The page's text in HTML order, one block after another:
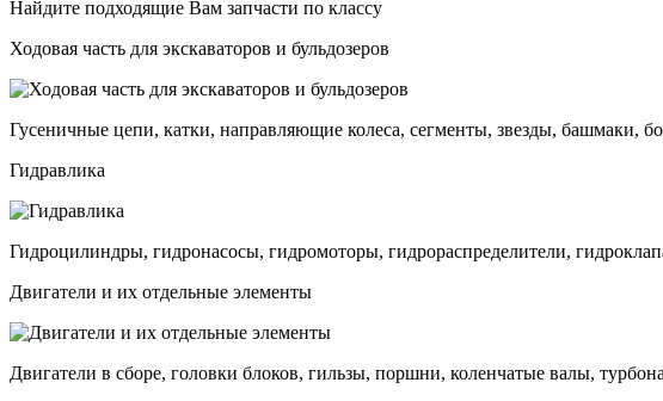
Найдите подходящие Вам запчасти по классу
Ходовая часть для экскаваторов и бульдозеров
Гусеничные цепи, катки, направляющие колеса, сегменты, звезды, башмаки,
Гидравлика
Гидроцилиндры, гидронасосы, гидромоторы, гидрораспределители,
Двигатели и их отдельные элементы
Двигатели в сборе, головки блоков, гильзы, поршни, коленчатые валы,